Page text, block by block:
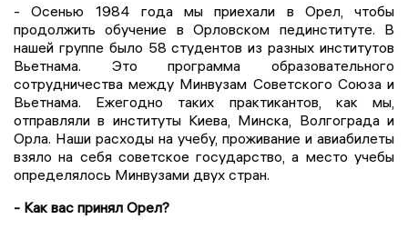
- Осенью 1984 года мы приехали в Орел, чтобы
продолжить обучение в Орловском пединституте. В
нашей группе было 58 студентов из разных институтов
Вьетнама. Это программа образовательного
сотрудничества между Минвузам Советского Союза и
Вьетнама. Ежегодно таких практикантов, как мы,
отправляли в институты Киева, Минска, Волгограда и
Орла. Наши расходы на учебу, проживание и авиабилеты
взяло на себя советское государство, а место учебы
определялось Минвузами двух стран.
- Как вас принял Орел?